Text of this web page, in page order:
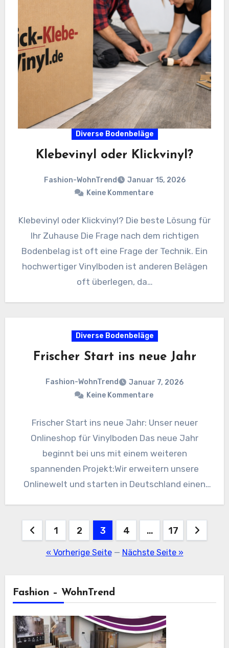
Diverse Bodenbeläge
Klebevinyl oder Klickvinyl?
Fashion-WohnTrend
Januar 15, 2026
Keine Kommentare
Klebevinyl oder Klickvinyl? Die beste Lösung für
Ihr Zuhause Die Frage nach dem richtigen
Bodenbelag ist oft eine Frage der Technik. Ein
hochwertiger Vinylboden ist anderen Belägen
oft überlegen, da…
Diverse Bodenbeläge
Frischer Start ins neue Jahr
Fashion-WohnTrend
Januar 7, 2026
Keine Kommentare
Frischer Start ins neue Jahr: Unser neuer
Onlineshop für Vinylboden Das neue Jahr
beginnt bei uns mit einem weiteren
spannenden Projekt:Wir erweitern unsere
Onlinewelt und starten in Deutschland einen
Seitennummerierung
1 2 3 4 … 17
« Vorherige Seite— Nächste Seite »
Fashion – WohnTrend